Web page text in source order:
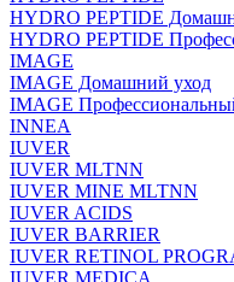
HYDRO PEPTIDE
HYDRO PEPTIDE
IMAGE
IMAGE Домашний уход
IMAGE
INNEA
IUVER
IUVER MLTNN
IUVER MINE MLTNN
IUVER ACIDS
IUVER BARRIER
IUVER RETINOL
IUVER MEDICA